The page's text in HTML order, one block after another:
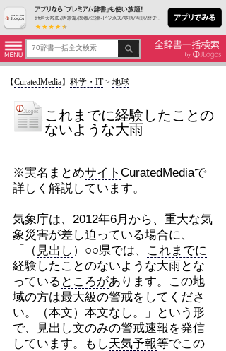
【CuratedMedia】 科学・IT> 地球
これまでに経験したことの
ないような大雨
※実名まとめサイト CuratedMediaで
詳しく解説しています。
気象庁は、2012年6月から、重大な気
象災害が差し迫っている場合に、
「（ 見出し ）○○県では、
これまでに
経験したことのないような大雨とな
っている ところがあります。この地
域の方は最大級の警戒をしてくださ
い。（本文）本文なし。」という形
で、
見出し文のみの警戒速報を発信
しています。もし天気予報等でこの